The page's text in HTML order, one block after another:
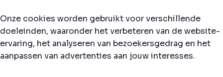
Onze cookies worden gebruikt voor verschillende
doeleinden, waaronder het verbeteren van de website-
ervaring, het analyseren van bezoekersgedrag en het
aanpassen van advertenties aan jouw interesses.